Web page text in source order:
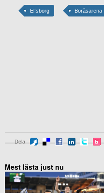
Elfsborg Boråsarena
Dela
Mest lästa just nu